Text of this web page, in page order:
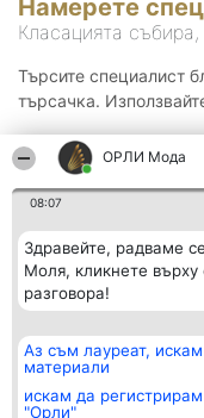
ОРЛИ Мода
08:07
Здравейте, радваме
Моля, кликнете върху
разговора!
Аз съм лауреат,
материали
искам да
"Орли"
Намерете
Класацията
Търсите специалист
търсачка.
Организатор на
класиране
BulevardulAleea Timișul De